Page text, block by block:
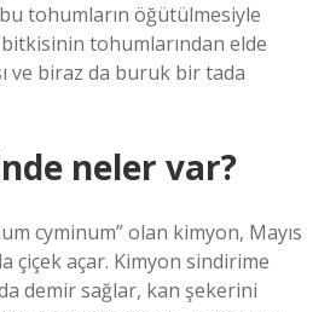
tohumların öğütülmesiyle
tohumlarından elde
ve biraz da buruk bir tada
neler var?
cyminum” olan kimyon, Mayıs
çiçek açar. Kimyon sindirime
demir sağlar, kan şekerini